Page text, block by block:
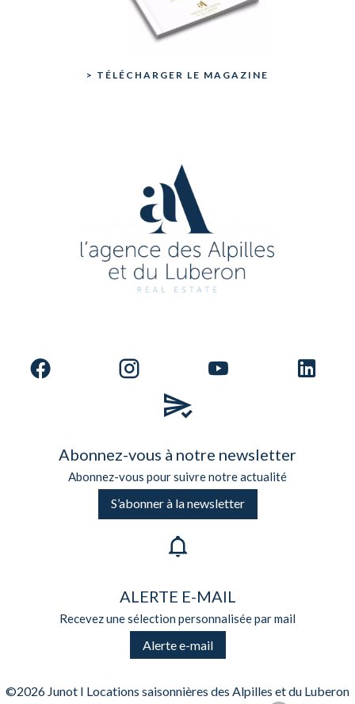
> TÉLÉCHARGER LE MAGAZINE
Abonnez-vous à notre newsletter
Abonnez-vous pour suivre notre actualité
S’abonner à la newsletter
ALERTE E-MAIL
Recevez une sélection personnalisée par mail
Alerte e-mail
©2026 Junot I Locations saisonnières des Alpilles et du Luberon